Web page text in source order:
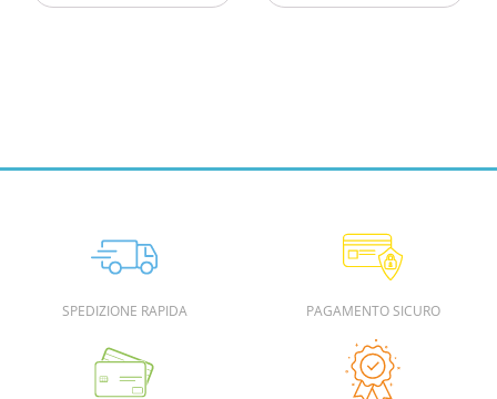
SPEDIZIONE RAPIDA PAGAMENTO SICURO